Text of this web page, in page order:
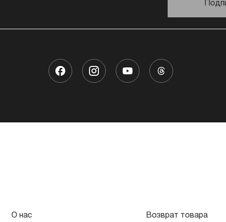
О нас Возврат товара